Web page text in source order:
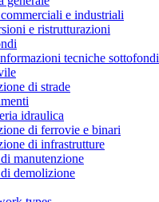
e industriali
e ristrutturazioni
tecniche sottofondi
di strade
idraulica
di ferrovie e binari
di infrastrutture
manutenzione
demolizione